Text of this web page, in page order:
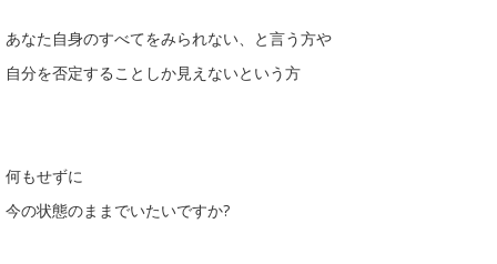
あなた自身のすべてをみられない、と言う方や
自分を否定することしか見えないという方
何もせずに
今の状態のままでいたいですか?